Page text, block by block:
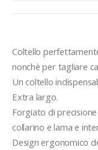
Coltello
nonchè per tagliare
Un coltello
Extra largo.
Forgiato di
collarino e lama e
Design ergonomico